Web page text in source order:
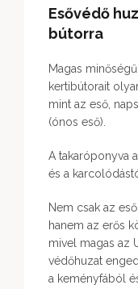
Esővédő
bútorra
Magas
kertibútorait
mint az eső,
(ónos eső).
A takaróponyva
és a
Nem csak az
hanem az erős
mivel magas az
védőhuzat
a keményfából